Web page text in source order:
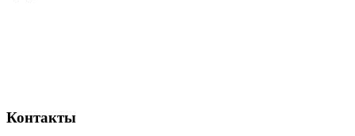
Контакты